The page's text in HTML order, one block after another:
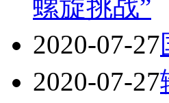
螺旋挑战”
2020-07-27
2020-07-27